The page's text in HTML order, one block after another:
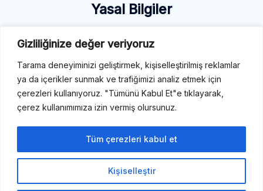
Gizliliğinize değer veriyoruz
Tarama deneyiminizi geliştirmek, kişiselleştirilmiş reklamlar
ya da içerikler sunmak ve trafiğimizi analiz etmek için
çerezleri kullanıyoruz. "Tümünü Kabul Et"e tıklayarak,
çerez kullanımımıza izin vermiş olursunuz.
Kişiselleştir
Tüm çerezleri kabul et
Yasal Bilgiler
Gizlilik Politikası
Çerez Politikası
Şartlar ve Koşullar
İletişim
E-Mail: destek@tibbiterimler.com
LinkedIn